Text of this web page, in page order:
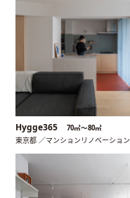
Hygge365 70㎡〜80㎡
東京都 ／マンションリノベーション